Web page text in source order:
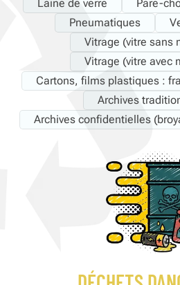
Laine de verre Pare-
Pneumatiques
Vitrage (vitre sans
Vitrage (vitre avec
Cartons, films plastiques :
Archives
Archives confidentielles